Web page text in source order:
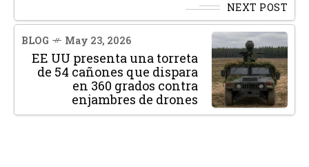
NEXT POST
BLOG May 23, 2026
EE UU presenta una torreta
de 54 cañones que dispara
en 360 grados contra
enjambres de drones